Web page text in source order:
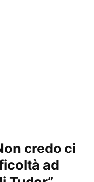
credo ci
ad